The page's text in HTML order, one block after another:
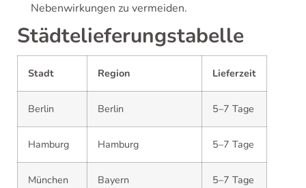
Nebenwirkungen zu vermeiden.
Städtelieferungstabelle
Stadt Region Lieferzeit
Berlin Berlin 5–7 Tage
Hamburg Hamburg 5–7 Tage
München Bayern 5–7 Tage